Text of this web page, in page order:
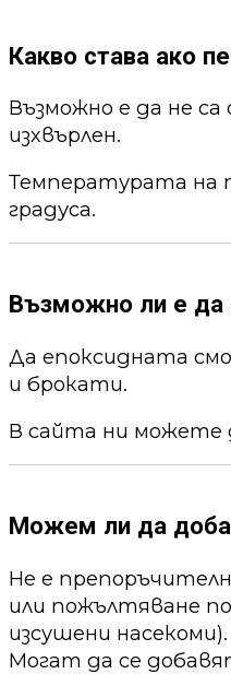
Какво става ако
Възможно е да не
изхвърлен.
Температурата на
градуса.
Възможно ли е да
Да епоксидната
и брокати.
В сайта ни можете
Можем ли да
Не е
или пожълтяване
изсушени насекоми).
Могат да се